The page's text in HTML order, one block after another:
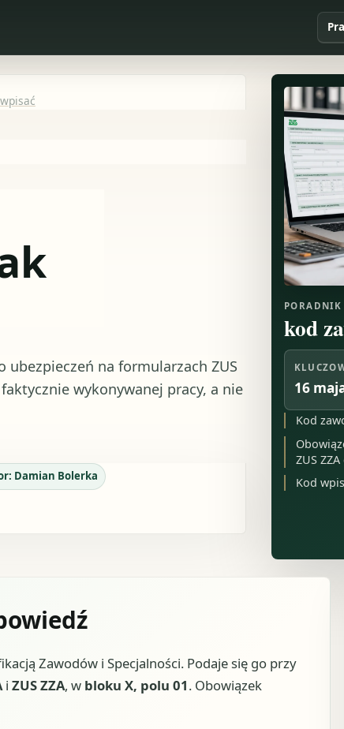
ubezpieczeń na formularzach ZUS
wykonywanej pracy, a nie
Damian Bolerka
PORADNIK
kod
16
Kod
ZUS
Kod
Zawodów i Specjalności. Podaje się go przy
i ZUS ZZA, w bloku X, polu 01. Obowiązek